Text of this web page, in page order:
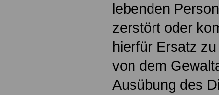
lebenden
zerstört oder
hierfür Ersatz
von dem
Ausübung des